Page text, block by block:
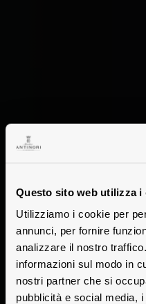
Questo sito web utilizza i
Utilizziamo i cookie per
annunci, per fornire
analizzare il nostro
informazioni sul modo in
nostri partner che si
pubblicità e social media,